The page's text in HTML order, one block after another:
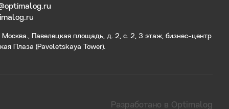
Павелецкая площадь, д. 2, с. 2, 3 этаж, бизнес-центр
Плаза (Paveletskaya Tower).
Разработано в Optimalog